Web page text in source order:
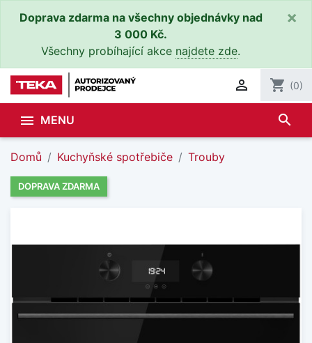
Doprava zdarma na všechny objednávky nad
3 000 Kč.
Všechny probíhající akce najdete zde.
×
 shopping_cart (0)
 MENU search
Domů Kuchyňské spotřebiče Trouby
DOPRAVA ZDARMA